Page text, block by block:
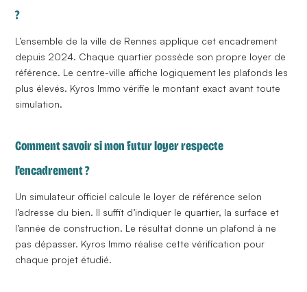
?
L’ensemble de la ville de Rennes applique cet encadrement
depuis 2024. Chaque quartier possède son propre loyer de
référence. Le centre-ville affiche logiquement les plafonds les
plus élevés. Kyros Immo vérifie le montant exact avant toute
simulation.
Comment savoir si mon futur loyer respecte
l'encadrement ?
Un simulateur officiel calcule le loyer de référence selon
l’adresse du bien. Il suffit d’indiquer le quartier, la surface et
l’année de construction. Le résultat donne un plafond à ne
pas dépasser. Kyros Immo réalise cette vérification pour
chaque projet étudié.